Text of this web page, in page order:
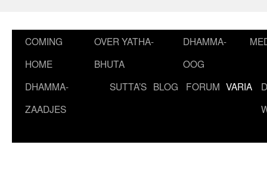
COMING
HOME
OVER YATHA-
BHUTA
DHAMMA-
OOG
DHAMMA-
ZAADJES
SUTTA’S BLOG FORUM VARIA